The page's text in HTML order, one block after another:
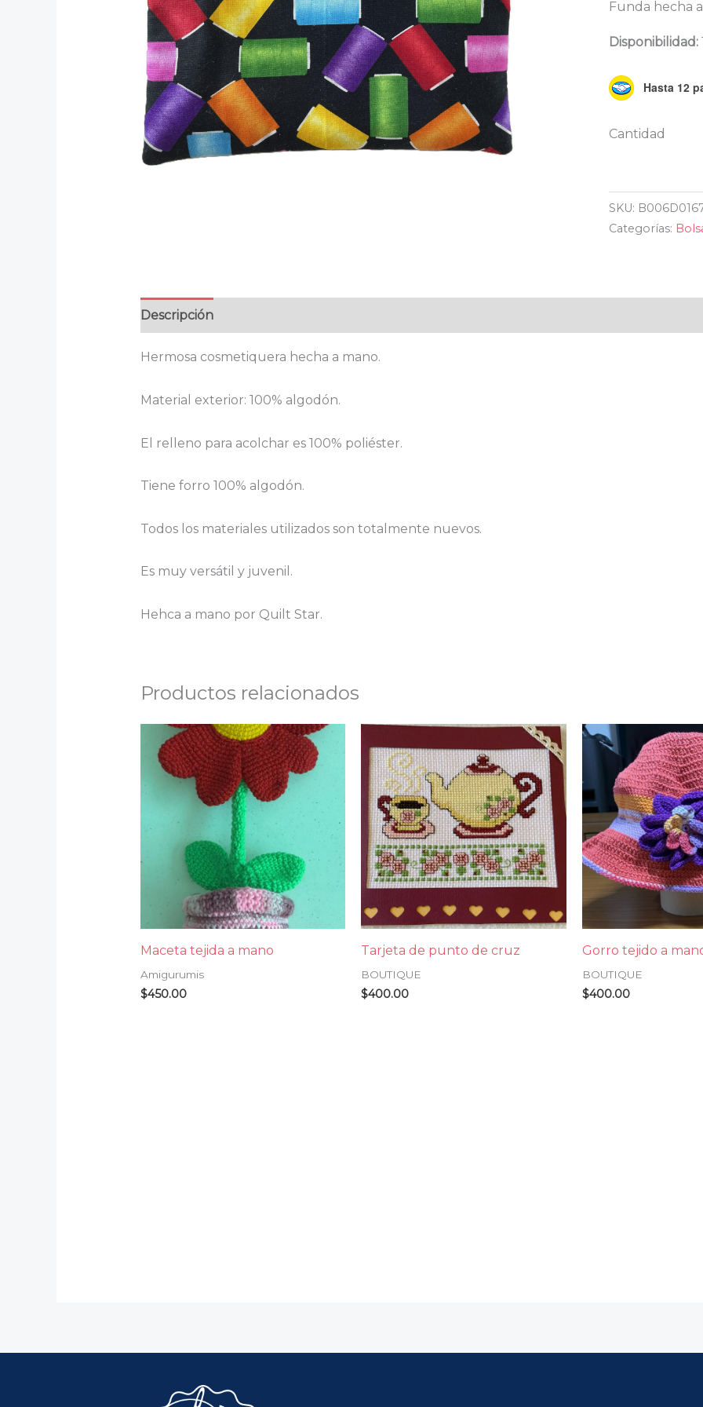
Funda hecha
Disponibilidad:
Hasta 12
SKU:
Categorías:
Descripción
Hermosa cosmetiquera hecha a mano.
Material exterior: 100% algodón.
El relleno para acolchar es 100% poliéster.
Tiene forro 100% algodón.
Todos los materiales utilizados son totalmente nuevos.
Es muy versátil y juvenil.
Hehca a mano por Quilt Star.
Productos relacionados
Maceta tejida a mano
Amigurumis
$450.00
Tarjeta de punto de cruz
BOUTIQUE
$400.00
Gorro tejido a
BOUTIQUE
$400.00